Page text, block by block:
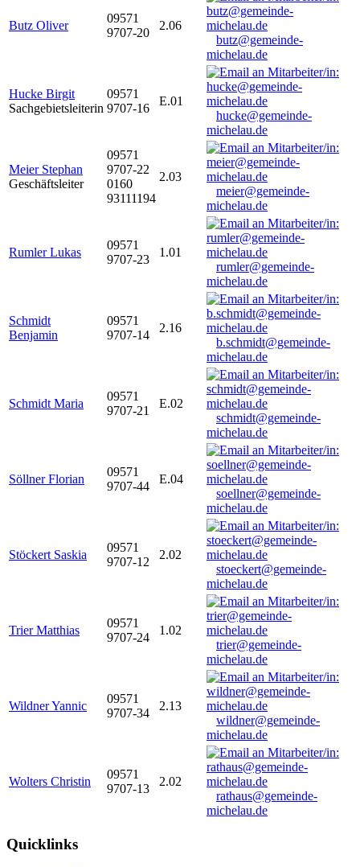
Butz Oliver
09571
9707-20
2.06
butz@gemeinde-
michelau.de
Hucke Birgit
Sachgebietsleiterin
09571
9707-16
E.01
hucke@gemeinde-
michelau.de
Meier Stephan
Geschäftsleiter
09571
9707-22
0160
93111194
2.03
meier@gemeinde-
michelau.de
Rumler Lukas
09571
9707-23
1.01
rumler@gemeinde-
michelau.de
Schmidt
Benjamin
09571
9707-14
2.16
b.schmidt@gemeinde-
michelau.de
Schmidt Maria
09571
9707-21
E.02
schmidt@gemeinde-
michelau.de
Söllner Florian
09571
9707-44
E.04
soellner@gemeinde-
michelau.de
Stöckert Saskia
09571
9707-12
2.02
stoeckert@gemeinde-
michelau.de
Trier Matthias
09571
9707-24
1.02
trier@gemeinde-
michelau.de
Wildner Yannic
09571
9707-34
2.13
wildner@gemeinde-
michelau.de
Wolters Christin
09571
9707-13
2.02
rathaus@gemeinde-
michelau.de
Quicklinks